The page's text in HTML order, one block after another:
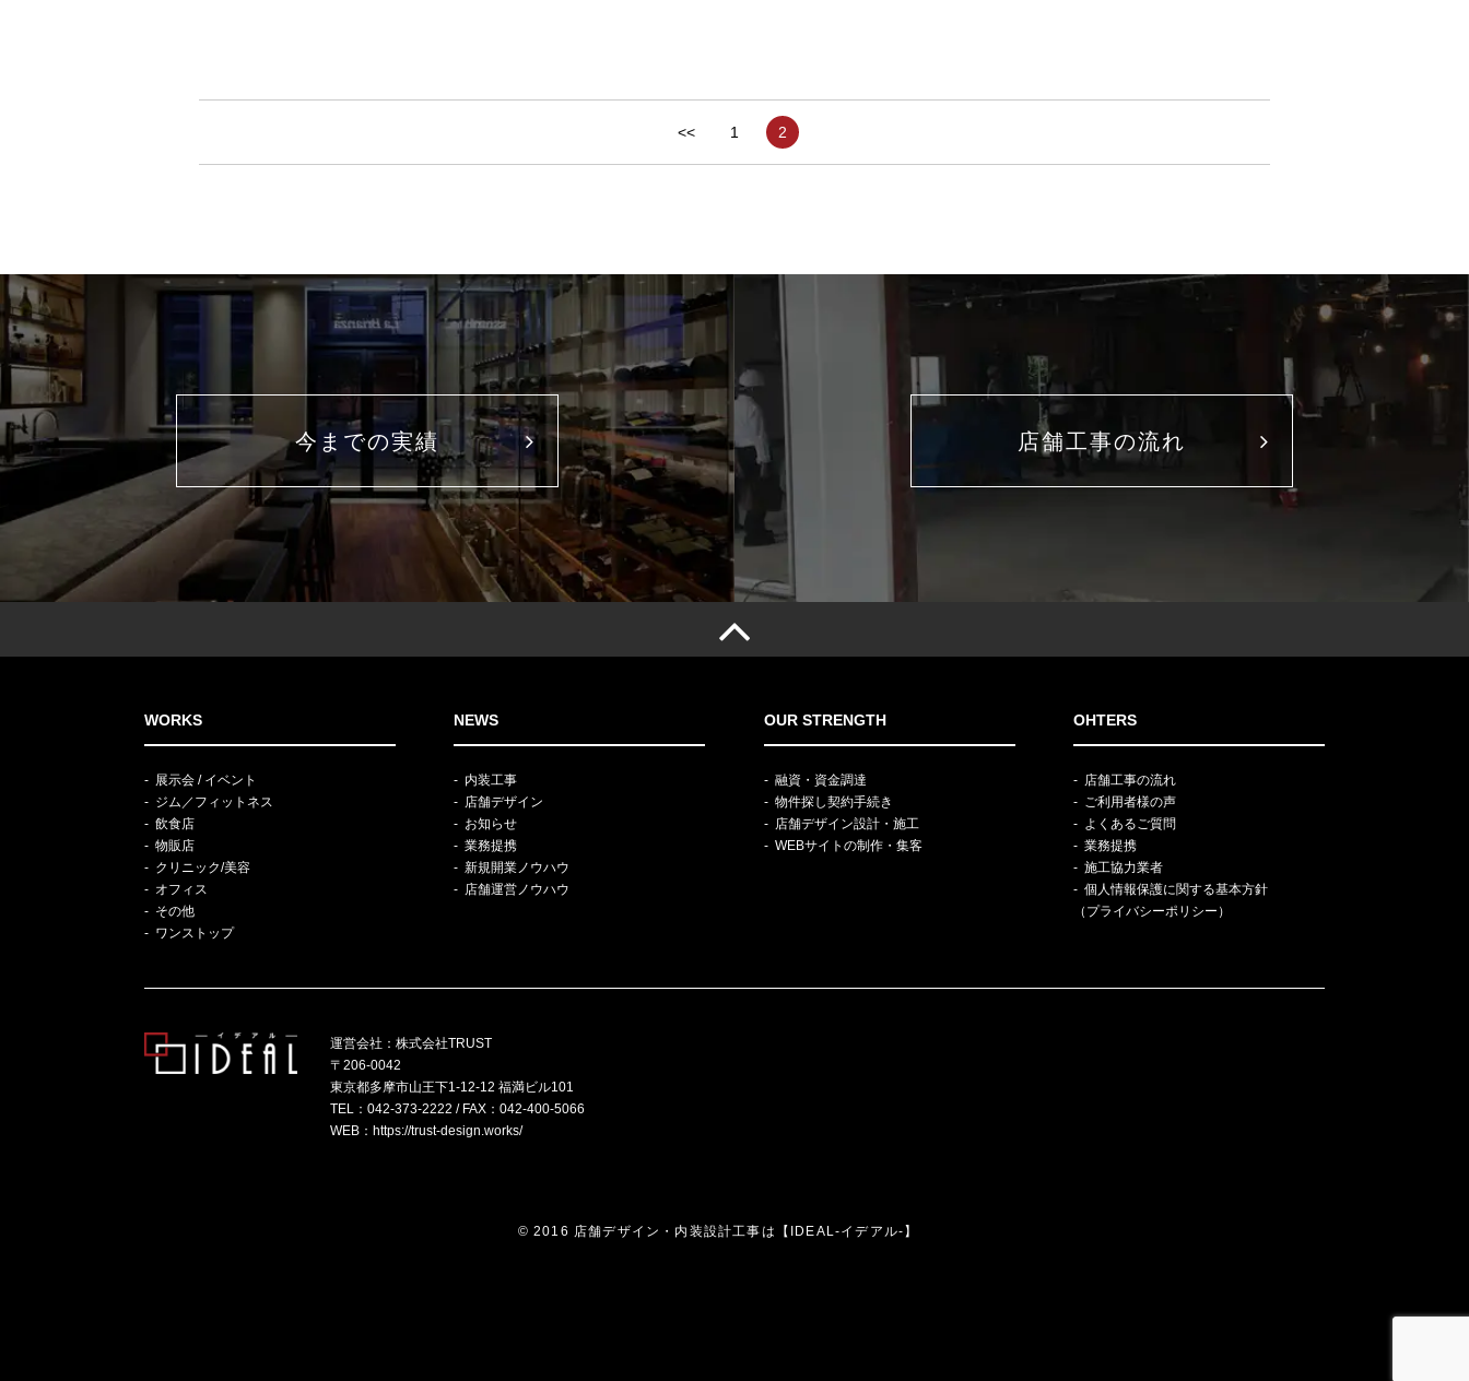
<< 1 2
今までの実績 店舗工事の流れ
WORKS
展示会 / イベント
ジム／フィットネス
飲食店
物販店
クリニック/美容
オフィス
その他
ワンストップ
NEWS
内装工事
店舗デザイン
お知らせ
業務提携
新規開業ノウハウ
店舗運営ノウハウ
OUR STRENGTH
融資・資金調達
物件探し契約手続き
店舗デザイン設計・施工
WEBサイトの制作・集客
OHTERS
店舗工事の流れ
ご利用者様の声
よくあるご質問
業務提携
施工協力業者
個人情報保護に関する基本方針
（プライバシーポリシー）
運営会社：株式会社TRUST
〒206-0042
東京都多摩市山王下1-12-12 福満ビル101
TEL： 042-373-2222 / FAX：042-400-5066
WEB： https://trust-design.works/
© 2016 店舗デザイン・内装設計工事は【IDEAL-イデアル-】